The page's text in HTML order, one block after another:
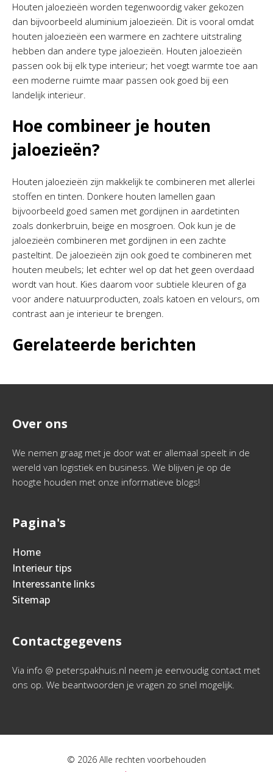
Houten jaloezieën worden tegenwoordig vaker gekozen
dan bijvoorbeeld aluminium jaloezieën. Dit is vooral omdat
houten jaloezieën een warmere en zachtere uitstraling
hebben dan andere type jaloezieën. Houten jaloezieën
passen ook bij elk type interieur; het voegt warmte toe aan
een moderne ruimte maar passen ook goed bij een
landelijk interieur.
Hoe combineer je houten
jaloezieën?
Houten jaloezieën zijn makkelijk te combineren met allerlei
stoffen en tinten. Donkere houten lamellen gaan
bijvoorbeeld goed samen met gordijnen in aardetinten
zoals donkerbruin, beige en mosgroen. Ook kun je de
jaloezieën combineren met gordijnen in een zachte
pasteltint. De jaloezieën zijn ook goed te combineren met
houten meubels; let echter wel op dat het geen overdaad
wordt van hout. Kies daarom voor subtiele kleuren of ga
voor andere natuurproducten, zoals katoen en velours, om
contrast aan je interieur te brengen.
Gerelateerde berichten
Over ons
We nemen graag met je door wat er allemaal speelt in de
wereld van logistiek en business. We blijven je op de
hoogte houden met onze informatieve blogs!
Pagina's
Home
Interieur tips
Interessante links
Sitemap
Contactgegevens
Via info @ peterspakhuis.nl neem je eenvoudig contact met
ons op. We beantwoorden je vragen zo snel mogelijk.
© 2026 Alle rechten voorbehouden